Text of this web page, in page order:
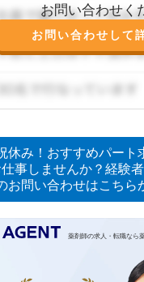
お問い合わせく
お問い合わせして
休み！おすすめパート
仕事しませんか？経験
お問い合わせはこちら
薬剤師の求人・転職なら